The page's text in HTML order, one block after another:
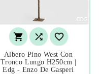
  
Albero Pino West Con
Tronco Lungo H250cm |
Edg - Enzo De Gasperi